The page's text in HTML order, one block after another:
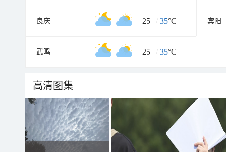
良庆 25 / 35°C 宾阳
武鸣 25 / 35°C
高清图集